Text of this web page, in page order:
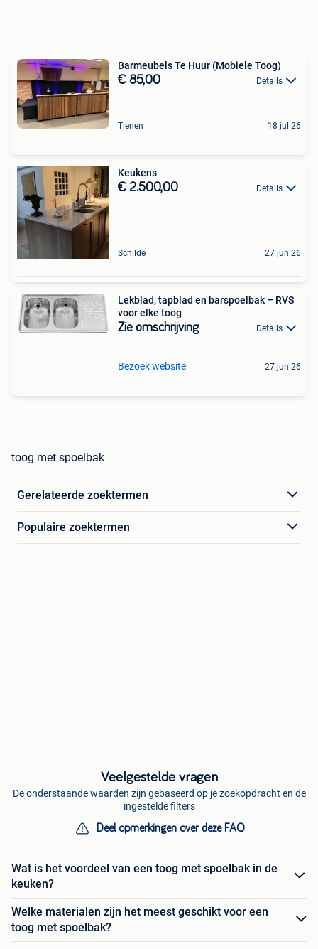
Barmeubels Te Huur (Mobiele Toog)
€ 85,00 Details
Tienen 18 jul 26
Keukens
€ 2.500,00 Details
Schilde 27 jun 26
Lekblad, tapblad en barspoelbak – RVS
voor elke toog
Zie omschrijving Details
Bezoek website 27 jun 26
toog met spoelbak
Gerelateerde zoektermen
Populaire zoektermen
Veelgestelde vragen
De onderstaande waarden zijn gebaseerd op je zoekopdracht en de
ingestelde filters
Deel opmerkingen over deze FAQ
Wat is het voordeel van een toog met spoelbak in de
keuken?
Welke materialen zijn het meest geschikt voor een
toog met spoelbak?